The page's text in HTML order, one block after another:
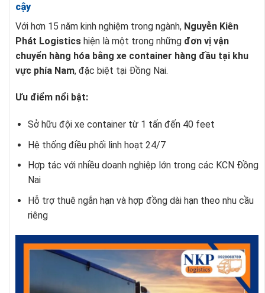
cậy
Với hơn 15 năm kinh nghiệm trong ngành, Nguyễn Kiên
Phát Logistics hiện là một trong những đơn vị vận
chuyển hàng hóa bằng xe container hàng đầu tại khu
vực phía Nam, đặc biệt tại Đồng Nai.
Ưu điểm nổi bật:
Sở hữu đội xe container từ 1 tấn đến 40 feet
Hệ thống điều phối linh hoạt 24/7
Hợp tác với nhiều doanh nghiệp lớn trong các KCN Đồng
Nai
Hỗ trợ thuê ngắn hạn và hợp đồng dài hạn theo nhu cầu
riêng